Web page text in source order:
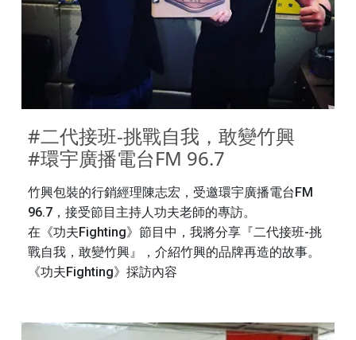
#二代接班-挑戰自我，敢變竹興
#環宇廣播電台FM 96.7
竹興包裝的行銷經理陳志宏，受邀環宇廣播電台FM
96.7，接受節目主持人功夫老師的專訪。
在《功夫Fighting》節目中，我將分享『二代接班-挑
戰自我，敢變竹興』，介紹竹興的品牌再造的故事。
《功夫Fighting》採訪內容